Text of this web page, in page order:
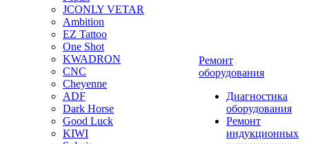
JCONLY VETAR
Ambition
EZ Tattoo
One Shot
KWADRON
CNC
Cheyenne
ADF
Dark Horse
Good Luck
KIWI
Ремонт
оборудования
Диагностика
оборудования
Ремонт
индукционных